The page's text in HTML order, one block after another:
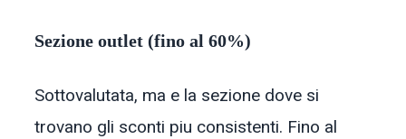
Sezione outlet (fino al 60%)
Sottovalutata, ma e la sezione dove si
trovano gli sconti piu consistenti. Fino al